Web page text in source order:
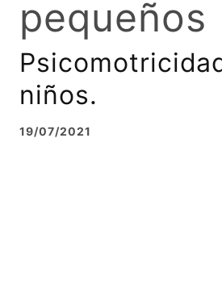
pequeños
niños.
19/07/2021